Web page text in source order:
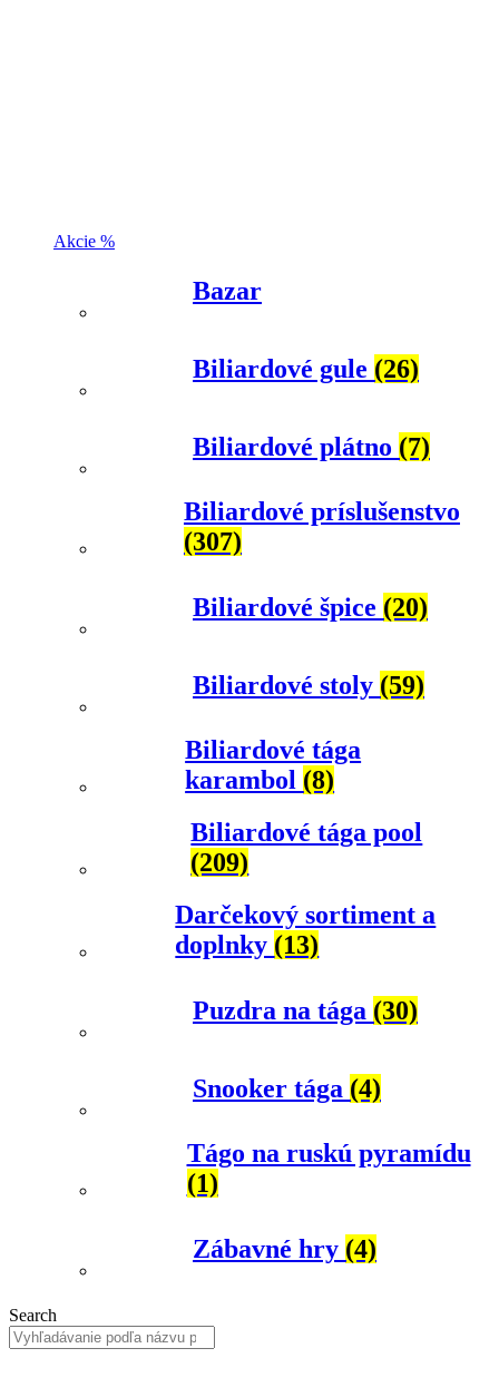
Akcie %
Bazar
Biliardové gule (26)
Biliardové plátno (7)
Biliardové príslušenstvo
(307)
Biliardové špice (20)
Biliardové stoly (59)
Biliardové tága
karambol (8)
Biliardové tága pool
(209)
Darčekový sortiment a
doplnky (13)
Puzdra na tága (30)
Snooker tága (4)
Tágo na ruskú pyramídu
(1)
Zábavné hry (4)
Search